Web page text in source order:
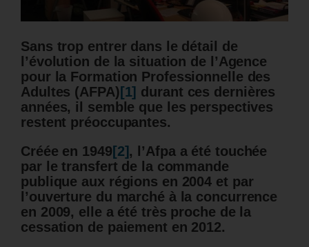
Sans trop entrer dans le détail de
l’évolution de la situation de l’Agence
pour la Formation Professionnelle des
Adultes (AFPA) [1] durant ces dernières
années, il semble que les perspectives
restent préoccupantes.
Créée en 1949 [2], l’Afpa a été touchée
par le transfert de la commande
publique aux régions en 2004 et par
l’ouverture du marché à la concurrence
en 2009, elle a été très proche de la
cessation de paiement en 2012.